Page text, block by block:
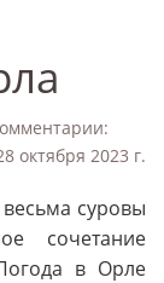
октября 2023 г.
суровы
сочетание
в Орле